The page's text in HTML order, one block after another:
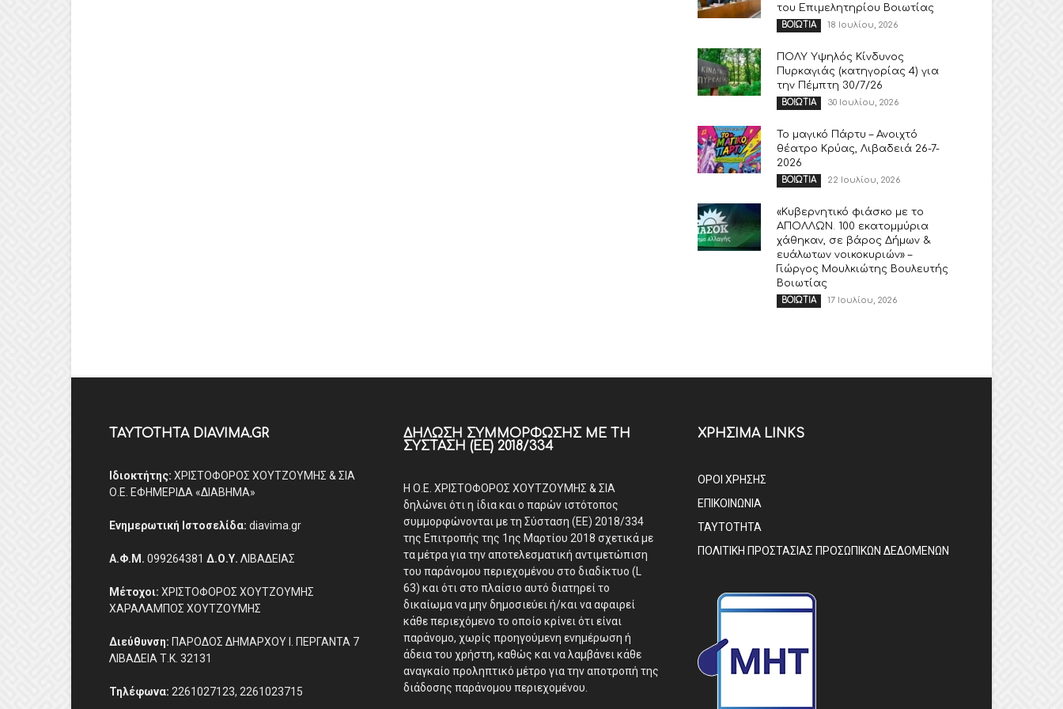
του Επιμελητηρίου Βοιωτίας
ΒΟΙΩΤΙΑ 18 Ιουλίου, 2026
ΠΟΛΥ Υψηλός Κίνδυνος
Πυρκαγιάς (κατηγορίας 4) για
την Πέμπτη 30/7/26
ΒΟΙΩΤΙΑ 30 Ιουλίου, 2026
Το μαγικό Πάρτυ – Ανοιχτό
θέατρο Κρύας, Λιβαδειά 26-7-
2026
ΒΟΙΩΤΙΑ 22 Ιουλίου, 2026
«Κυβερνητικό φιάσκο με το
ΑΠΟΛΛΩΝ. 100 εκατομμύρια
χάθηκαν, σε βάρος Δήμων &
ευάλωτων νοικοκυριών» –
Γιώργος Μουλκιώτης Βουλευτής
Βοιωτίας
ΒΟΙΩΤΙΑ 17 Ιουλίου, 2026
ΤΑΥΤΟΤΗΤΑ DIAVIMA.GR
Ιδιοκτήτης: ΧΡΙΣΤΟΦΟΡΟΣ ΧΟΥΤΖΟΥΜΗΣ & ΣΙΑ
Ο.Ε. ΕΦΗΜΕΡΙΔΑ «ΔΙΑΒΗΜΑ»
Ενημερωτική Ιστοσελίδα: diavima.gr
Α.Φ.Μ. 099264381 Δ.Ο.Υ. ΛΙΒΑΔΕΙΑΣ
Μέτοχοι: ΧΡΙΣΤΟΦΟΡΟΣ ΧΟΥΤΖΟΥΜΗΣ
ΧΑΡΑΛΑΜΠΟΣ ΧΟΥΤΖΟΥΜΗΣ
Διεύθυνση: ΠΑΡΟΔΟΣ ΔΗΜΑΡΧΟΥ Ι. ΠΕΡΓΑΝΤΑ 7
ΛΙΒΑΔΕΙΑ Τ.Κ. 32131
Τηλέφωνα: 2261027123, 2261023715
ΔΉΛΩΣΗ ΣΥΜΜΌΡΦΩΣΗΣ ΜΕ ΤΗ
ΣΎΣΤΑΣΗ (ΕΕ) 2018/334
Η Ο.Ε. ΧΡΙΣΤΟΦΟΡΟΣ ΧΟΥΤΖΟΥΜΗΣ & ΣΙΑ
δηλώνει ότι η ίδια και ο παρών ιστότοπος
συμμορφώνονται με τη Σύσταση (ΕΕ) 2018/334
της Επιτροπής της 1ης Μαρτίου 2018 σχετικά με
τα μέτρα για την αποτελεσματική αντιμετώπιση
του παράνομου περιεχομένου στο διαδίκτυο (L
63) και ότι στο πλαίσιο αυτό διατηρεί το
δικαίωμα να μην δημοσιεύει ή/και να αφαιρεί
κάθε περιεχόμενο το οποίο κρίνει ότι είναι
παράνομο, χωρίς προηγούμενη ενημέρωση ή
άδεια του χρήστη, καθώς και να λαμβάνει κάθε
αναγκαίο προληπτικό μέτρο για την αποτροπή της
διάδοσης παράνομου περιεχομένου.
ΧΡΗΣΙΜΑ LINKS
ΟΡΟΙ ΧΡΗΣΗΣ
ΕΠΙΚΟΙΝΩΝΙΑ
ΤΑΥΤΟΤΗΤΑ
ΠΟΛΙΤΙΚΗ ΠΡΟΣΤΑΣΙΑΣ ΠΡΟΣΩΠΙΚΩΝ ΔΕΔΟΜΕΝΩΝ